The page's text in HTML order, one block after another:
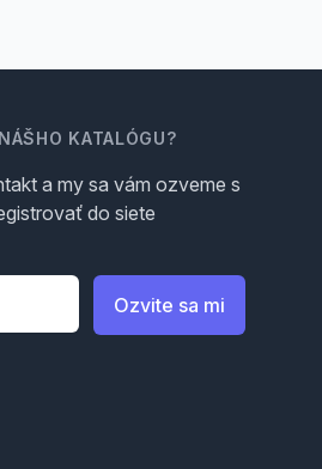
KATALÓGU?
a my sa vám ozveme s
do siete
Ozvite sa mi